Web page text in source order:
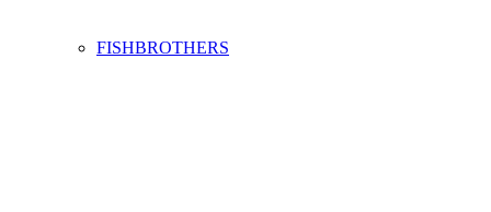
FISHBROTHERS